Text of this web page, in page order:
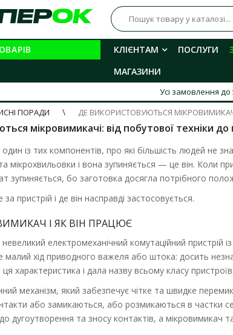
КЛІЄНТАМ ПОСЛУГИ
МАГАЗИНИ
Усі замовлення
ПОРАДИ ДЕ ВИКОРИСТОВУЮТЬСЯ
мікровимикачі: від побутової техніки
із тих компонентів, про які більшість людей не
мікрохвильовки і вона зупиняється — це він. Коли
зупиняється, бо заготовка досягла потрібного
пристрій і де він насправді застосовується.
І ЯК ВІН ПРАЦЮЄ
електромеханічний комутаційний пристрій
хід приводного важеля або штока: досить
характеристика і дала назву всьому класу пристроїв.
механізм, який забезпечує чітке та швидке
або замикаються, або розмикаються в частки
дугоутворення та зносу контактів, а мікровимикач